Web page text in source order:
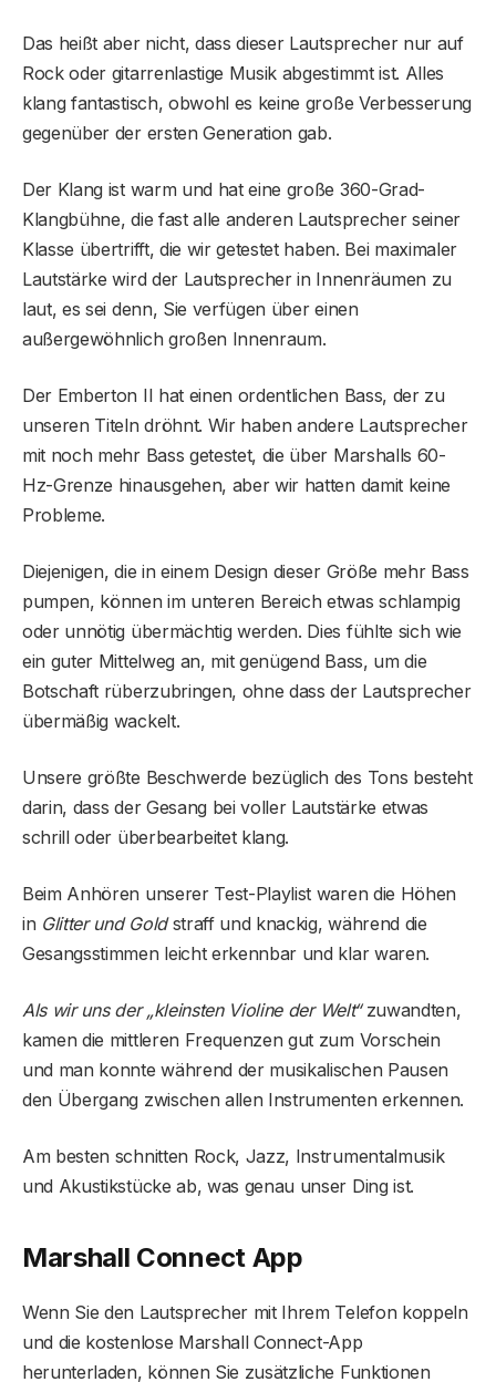
Das heißt aber nicht, dass dieser Lautsprecher nur auf
Rock oder gitarrenlastige Musik abgestimmt ist. Alles
klang fantastisch, obwohl es keine große Verbesserung
gegenüber der ersten Generation gab.
Der Klang ist warm und hat eine große 360-Grad-
Klangbühne, die fast alle anderen Lautsprecher seiner
Klasse übertrifft, die wir getestet haben. Bei maximaler
Lautstärke wird der Lautsprecher in Innenräumen zu
laut, es sei denn, Sie verfügen über einen
außergewöhnlich großen Innenraum.
Der Emberton II hat einen ordentlichen Bass, der zu
unseren Titeln dröhnt. Wir haben andere Lautsprecher
mit noch mehr Bass getestet, die über Marshalls 60-
Hz-Grenze hinausgehen, aber wir hatten damit keine
Probleme.
Diejenigen, die in einem Design dieser Größe mehr Bass
pumpen, können im unteren Bereich etwas schlampig
oder unnötig übermächtig werden. Dies fühlte sich wie
ein guter Mittelweg an, mit genügend Bass, um die
Botschaft rüberzubringen, ohne dass der Lautsprecher
übermäßig wackelt.
Unsere größte Beschwerde bezüglich des Tons besteht
darin, dass der Gesang bei voller Lautstärke etwas
schrill oder überbearbeitet klang.
Beim Anhören unserer Test-Playlist waren die Höhen
in Glitter und Goldstraff und knackig, während die
Gesangsstimmen leicht erkennbar und klar waren.
Als wir uns der „kleinsten Violine der Welt“zuwandten,
kamen die mittleren Frequenzen gut zum Vorschein
und man konnte während der musikalischen Pausen
den Übergang zwischen allen Instrumenten erkennen.
Am besten schnitten Rock, Jazz, Instrumentalmusik
und Akustikstücke ab, was genau unser Ding ist.
Marshall Connect App
Wenn Sie den Lautsprecher mit Ihrem Telefon koppeln
und die kostenlose Marshall Connect-App
herunterladen, können Sie zusätzliche Funktionen